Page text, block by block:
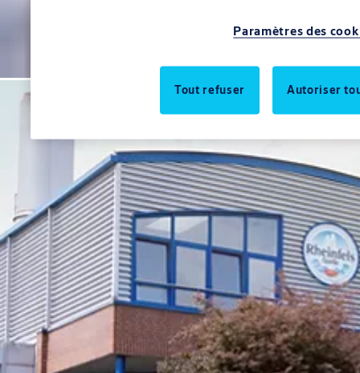
Paramètres des
Tout refuser Autoriser